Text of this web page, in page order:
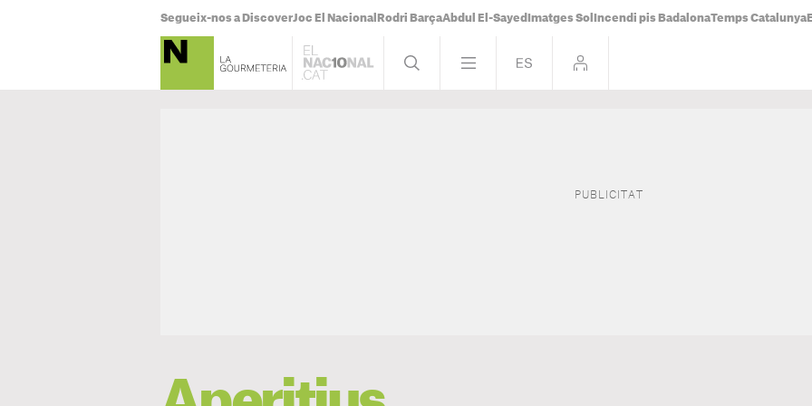
Segueix-nos a DiscoverJoc El Nacional Rodri BarçaAbdul El-Sayed Imatges Sol Incendi pis BadalonaTemps Catalunya